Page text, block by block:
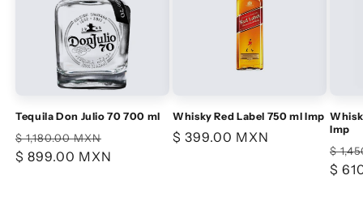
Tequila Don Julio 70 700 ml
Precio
habitual
$ 1,180.00 MXN
de
$ 899.00 MXN
Whisky Red Label 750 ml Imp
Precio
$ 399.00 MXN
Imp
$
$